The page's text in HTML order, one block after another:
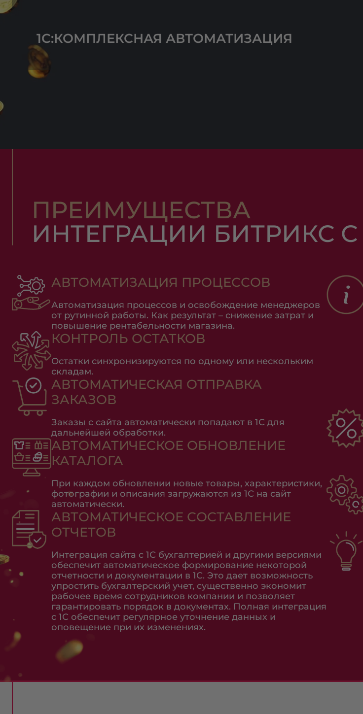
1С:КОМПЛЕКСНАЯ АВТОМАТИЗАЦИЯ
ПРЕИМУЩЕСТВА
ИНТЕГРАЦИИ БИТРИКС С
АВТОМАТИЗАЦИЯ ПРОЦЕССОВ
Автоматизация процессов и освобождение менеджеров
от рутинной работы. Как результат – снижение затрат и
повышение рентабельности магазина.
КОНТРОЛЬ ОСТАТКОВ
Остатки синхронизируются по одному или нескольким
складам.
АВТОМАТИЧЕСКАЯ ОТПРАВКА
ЗАКАЗОВ
Заказы с сайта автоматически попадают в 1С для
дальнейшей обработки.
АВТОМАТИЧЕСКОЕ ОБНОВЛЕНИЕ
КАТАЛОГА
При каждом обновлении новые товары, характеристики,
фотографии и описания загружаются из 1С на сайт
автоматически.
АВТОМАТИЧЕСКОЕ СОСТАВЛЕНИЕ
ОТЧЕТОВ
Интеграция сайта с 1С бухгалтерией и другими версиями
обеспечит автоматическое формирование некоторой
отчетности и документации в 1С. Это дает возможность
упростить бухгалтерский учет, существенно экономит
рабочее время сотрудников компании и позволяет
гарантировать порядок в документах. Полная интеграция
с 1С обеспечит регулярное уточнение данных и
оповещение при их изменениях.